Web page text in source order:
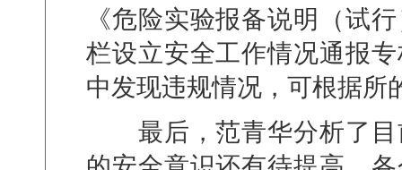
《危险实验报备说明（试
栏设立安全工作情况通报
中发现违规情况，可根据
最后，范青华分析了